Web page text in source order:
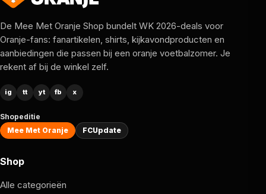
De Mee Met Oranje Shop bundelt WK 2026-deals voor
Oranje-fans: fanartikelen, shirts, kijkavondproducten en
aanbiedingen die passen bij een oranje voetbalzomer. Je
rekent af bij de winkel zelf.
ig tt yt fb x
Shopeditie
Mee Met Oranje
FCUpdate
Shop
Alle categorieën